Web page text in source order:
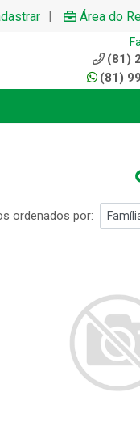
| Área do
(81)
(81)
ordenados por: